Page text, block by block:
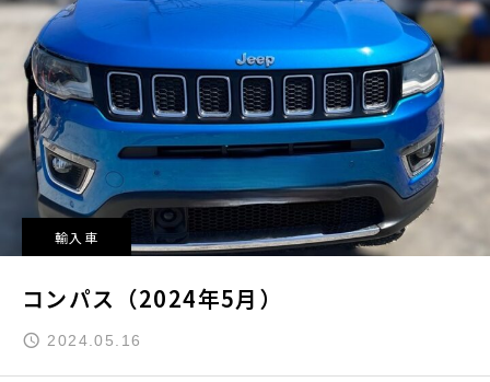
輸入車
コンパス（2024年5月）
2024.05.16